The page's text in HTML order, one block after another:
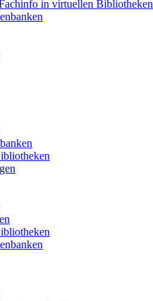
in virtuellen Bibliotheken